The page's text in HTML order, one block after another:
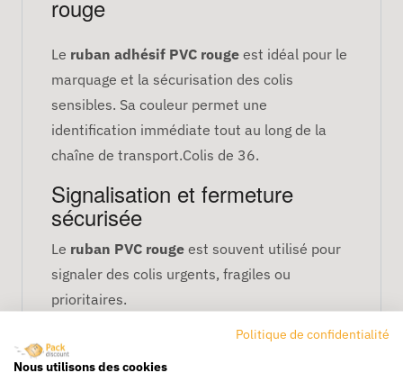
rouge
Le ruban adhésif PVC rouge est idéal pour le
marquage et la sécurisation des colis
sensibles. Sa couleur permet une
identification immédiate tout au long de la
chaîne de transport.Colis de 36.
Signalisation et fermeture
sécurisée
Le ruban PVC rouge est souvent utilisé pour
signaler des colis urgents, fragiles ou
prioritaires.
Spécifications techniques
Matière : PVC
Politique de confidentialité
Nous utilisons des cookies